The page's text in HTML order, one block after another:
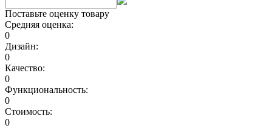
Поставьте оценку товару
Средняя оценка:
0
Дизайн:
0
Качество:
0
Функциональность:
0
Стоимость:
0